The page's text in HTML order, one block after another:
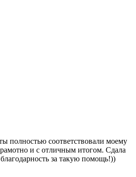
полностью соответствовали моему
и с отличным итогом. Сдала
за такую помощь!))